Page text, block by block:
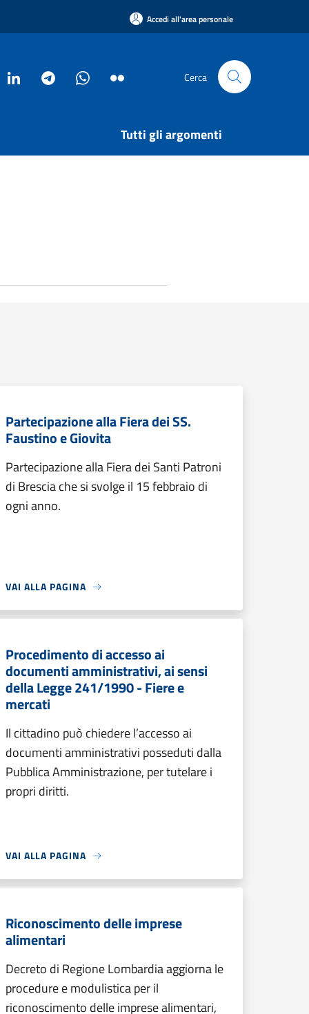
Accedi all'area personale
Cerca
Tutti gli argomenti
Partecipazione alla Fiera dei SS.
Faustino e Giovita
Partecipazione alla Fiera dei Santi Patroni
di Brescia che si svolge il 15 febbraio di
ogni anno.
VAI ALLA PAGINA
Procedimento di accesso ai
documenti amministrativi, ai sensi
della Legge 241/1990 - Fiere e
mercati
Il cittadino può chiedere l’accesso ai
documenti amministrativi posseduti dalla
Pubblica Amministrazione, per tutelare i
propri diritti.
VAI ALLA PAGINA
Riconoscimento delle imprese
alimentari
Decreto di Regione Lombardia aggiorna le
procedure e modulistica per il
riconoscimento delle imprese alimentari,